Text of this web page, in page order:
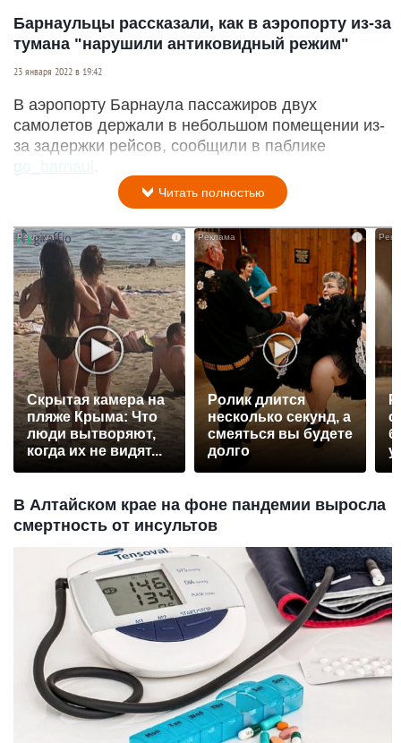
Барнаульцы рассказали, как в аэропорту из-за
тумана "нарушили антиковидный режим"
23 января 2022 в 19:42
В аэропорту Барнаула пассажиров двух
самолетов держали в небольшом помещении из-
за задержки рейсов, сообщили в паблике
go_barnaul
Читать полностью
i
Скрытая камера на
пляже Крыма: Что
люди вытворяют,
когда их не видят...
Ролик длится
несколько секунд, а
смеяться вы будете
долго
В Алтайском крае на фоне пандемии выросла
смертность от инсультов